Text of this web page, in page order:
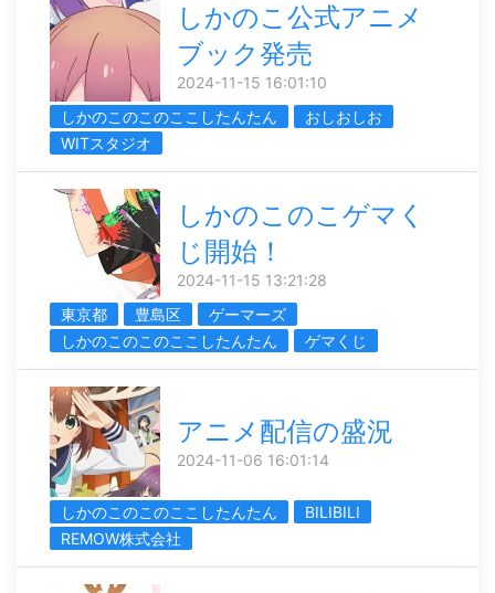
しかのこ公式アニメ
ブック発売
2024-11-15 16:01:10
しかのこのこのここしたんたん
おしおしお
WITスタジオ
しかのこのこゲマく
じ開始！
2024-11-15 13:21:28
東京都
豊島区
ゲーマーズ
しかのこのこのここしたんたん
ゲマくじ
アニメ配信の盛況
2024-11-06 16:01:14
しかのこのこのここしたんたん
BILIBILI
REMOW株式会社